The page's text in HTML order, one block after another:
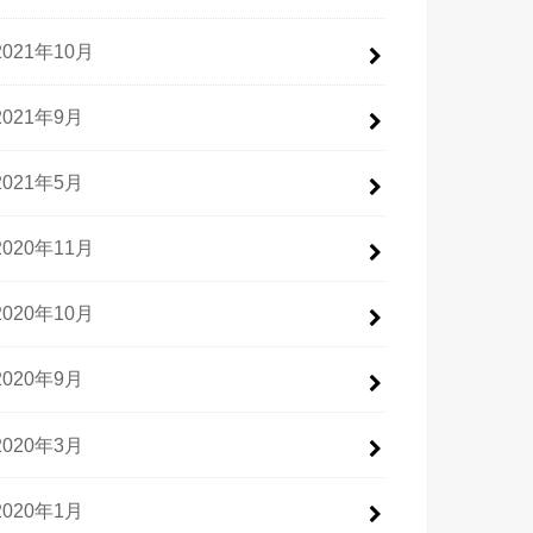
年10月
年9月
年5月
年11月
年10月
年9月
年3月
年1月